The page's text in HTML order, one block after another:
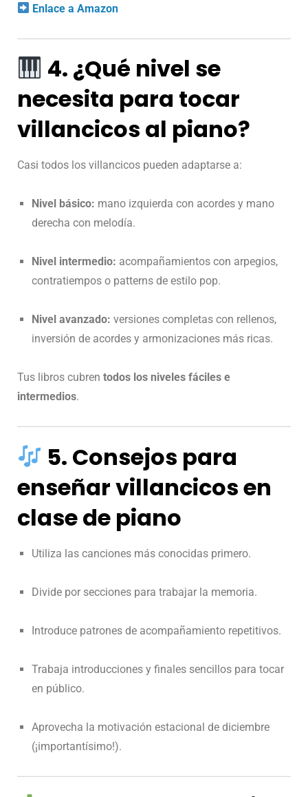
Enlace a Amazon
4. ¿Qué nivel se
necesita para tocar
villancicos al piano?
Casi todos los villancicos pueden adaptarse a:
Nivel básico: mano izquierda con acordes y mano
derecha con melodía.
Nivel intermedio: acompañamientos con arpegios,
contratiempos o patterns de estilo pop.
Nivel avanzado: versiones completas con rellenos,
inversión de acordes y armonizaciones más ricas.
Tus libros cubren todos los niveles fáciles e
intermedios.
5. Consejos para
enseñar villancicos en
clase de piano
Utiliza las canciones más conocidas primero.
Divide por secciones para trabajar la memoria.
Introduce patrones de acompañamiento repetitivos.
Trabaja introducciones y finales sencillos para tocar
en público.
Aprovecha la motivación estacional de diciembre
(¡importantísimo!).